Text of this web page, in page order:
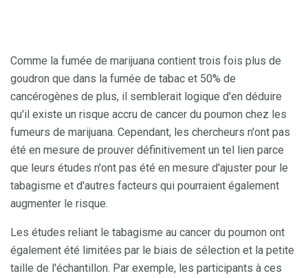
Comme la fumée de marijuana contient trois fois plus de
goudron que dans la fumée de tabac et 50% de
cancérogènes de plus, il semblerait logique d'en déduire
qu'il existe un risque accru de cancer du poumon chez les
fumeurs de marijuana. Cependant, les chercheurs n'ont pas
été en mesure de prouver définitivement un tel lien parce
que leurs études n'ont pas été en mesure d'ajuster pour le
tabagisme et d'autres facteurs qui pourraient également
augmenter le risque.
Les études reliant le tabagisme au cancer du poumon ont
également été limitées par le biais de sélection et la petite
taille de l'échantillon. Par exemple, les participants à ces